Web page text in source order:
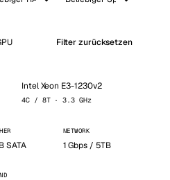
Filter zurücksetzen
Intel Xeon E3-1230v2
4C / 8T · 3.3 GHz
SATA
NETWORK
1 Gbps / 5TB